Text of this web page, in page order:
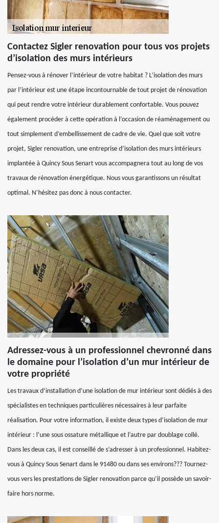
Contactez Sigler renovation pour tous vos projets
d’isolation des murs intérieurs
Pensez-vous à rénover l’intérieur de votre habitat ? L’isolation des murs
par l’intérieur est une étape incontournable de tout projet de rénovation
qui peut rendre votre intérieur durablement confortable. Vous pouvez
également procéder à cette opération à l’occasion de réaménagement ou
tout simplement d’embellissement de cadre de vie. Quel que soit votre
projet, Sigler renovation, une entreprise d’isolation des murs intérieurs
implantée à Quincy Sous Senart vous accompagnera tout au long de vos
travaux de rénovation énergétique. Nous vous garantissons un résultat
optimal. N’hésitez pas donc à nous contacter.
Adressez-vous à un professionnel chevronné dans
le domaine pour l’isolation d’un mur intérieur de
votre propriété
Les travaux d’installation d’une isolation de mur intérieur sont dédiés à des
spécialistes en techniques particulières nécessaires à leur parfaite
réalisation. Pour votre information, il existe deux types d’isolation de mur
intérieur : l’une sous ossature métallique et l’autre par doublage collé.
Dans les deux cas, il est conseillé de s’adresser à un professionnel. Habitez-
vous à Quincy Sous Senart dans le 91480 ou dans ses environs??? Tournez-
vous vers les prestations de Sigler renovation parce qu’il possède un savoir-
faire hors norme.